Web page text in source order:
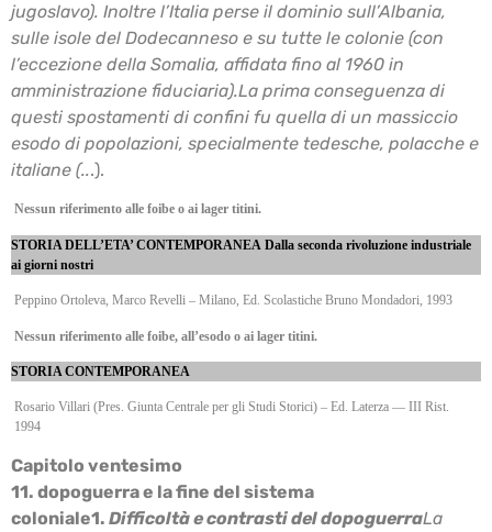
jugoslavo). Inoltre l’Italia perse il dominio sull’Albania,
sulle isole del Dodecanneso e su tutte le colonie (con
l’eccezione della Somalia, affidata fino al 1960 in
amministrazione fiduciaria).La prima conseguenza di
questi spostamenti di confini fu quella di un massiccio
esodo di popolazioni, specialmente tedesche, polacche e
italiane (...).
Nessun riferimento alle foibe o ai lager titini.
STORIA DELL’ETA’ CONTEMPORANEA Dalla seconda rivoluzione industriale
ai giorni nostri
Peppino Ortoleva, Marco Revelli – Milano, Ed. Scolastiche Bruno Mondadori, 1993
Nessun riferimento alle foibe, all’esodo o ai lager titini.
STORIA CONTEMPORANEA
Rosario Villari (Pres. Giunta Centrale per gli Studi Storici) – Ed. Laterza — III Rist.
1994
Capitolo ventesimo
11. dopoguerra e la fine del sistema
coloniale1. Difficoltà e contrasti del dopoguerraLa